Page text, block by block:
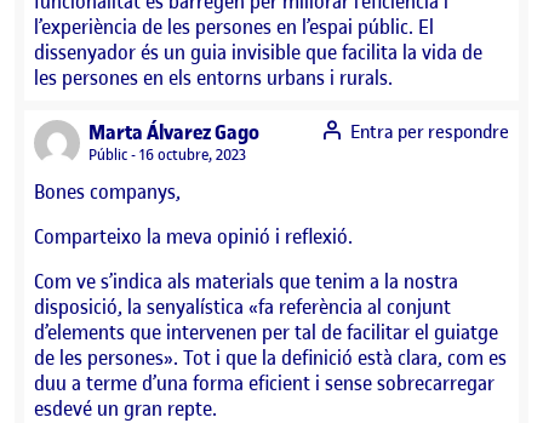
l’experiència de les persones en l’espai públic. El
dissenyador és un guia invisible que facilita la vida de
les persones en els entorns urbans i rurals.
Marta Álvarez Gagosays:
Visibilitat:
Públic 16 octubre, 2023
Bones companys,
Comparteixo la meva opinió i reflexió.
Com ve s’indica als materials que tenim a la nostra
disposició, la senyalística «fa referència al conjunt
d’elements que intervenen per tal de facilitar el guiatge
de les persones». Tot i que la definició està clara, com es
duu a terme d’una forma eficient i sense sobrecarregar
esdevé un gran repte.
Entra per respondre